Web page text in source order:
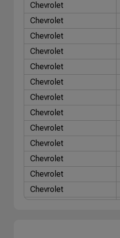
Chevrolet
Chevrolet
Chevrolet
Chevrolet
Chevrolet
Chevrolet
Chevrolet
Chevrolet
Chevrolet
Chevrolet
Chevrolet
Chevrolet
Chevrolet